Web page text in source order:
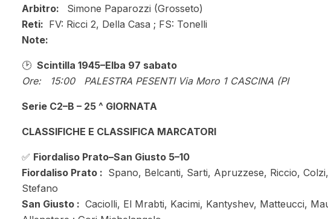
Arbitro:
Simone Paparozzi (Grosseto)
Reti: FV: Ricci 2, Della Casa ; FS: Tonelli
Note:
🕑 Scintilla 1945–Elba 97 sabato
Ore: 15:00 PALESTRA PESENTI Via Moro 1 CASCINA (PI
Serie C2–B – 25 ^ GIORNATA
CLASSIFICHE E CLASSIFICA MARCATORI
✅ Fiordaliso Prato–San Giusto 5–10
Fiordaliso Prato : Spano, Belcanti, Sarti, Apruzzese, Riccio,
Stefano
San Giusto : Caciolli, El Mrabti, Kacimi, Kantyshev, Matteucci,